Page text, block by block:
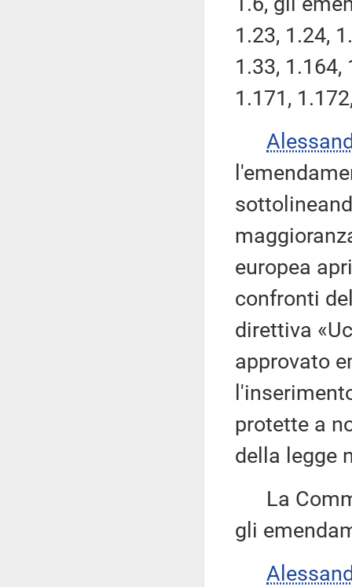
1.23, 1.24,
1.33, 1.164,
1.171,
europea
confronti
direttiva
approvato
protette a
della legge
La
gli